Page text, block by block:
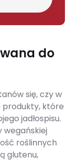
do
się, czy w
produkty, które
jadłospisu.
wegańskiej
roślinnych
glutenu,